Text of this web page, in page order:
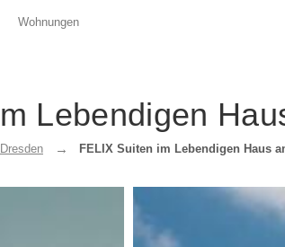
Wohnungen
Lebendigen
Dresden FELIX Suiten im Lebendigen Haus